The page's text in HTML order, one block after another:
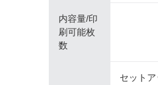
内容量/印
刷可能枚
数
セット